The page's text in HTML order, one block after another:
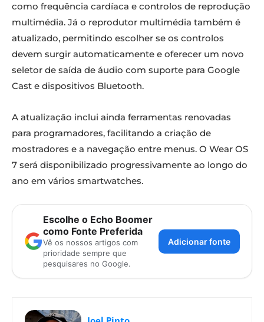
como frequência cardíaca e controlos de reprodução
multimédia. Já o reprodutor multimédia também é
atualizado, permitindo escolher se os controlos
devem surgir automaticamente e oferecer um novo
seletor de saída de áudio com suporte para Google
Cast e dispositivos Bluetooth.
A atualização inclui ainda ferramentas renovadas
para programadores, facilitando a criação de
mostradores e a navegação entre menus. O Wear OS
7 será disponibilizado progressivamente ao longo do
ano em vários smartwatches.
Escolhe o Echo Boomer
como Fonte Preferida
Vê os nossos artigos com
prioridade sempre que
pesquisares no Google.
Adicionar fonte